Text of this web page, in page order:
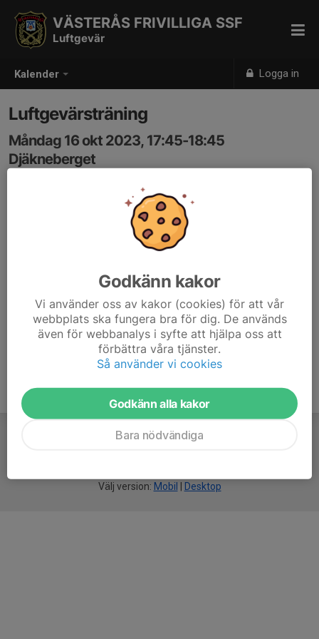
Kalender Logga in
VÄSTERÅS FRIVILLIGA SSF
Luftgevär
Luftgevärsträning
Måndag 16 okt 2023, 17:45-18:45
Djäkneberget
Välj version: Mobil Desktop
Godkänn kakor
Vi använder oss av kakor (cookies) för att vår
webbplats ska fungera bra för dig. De används
även för webbanalys i syfte att hjälpa oss att
förbättra våra tjänster.
Så använder vi cookies
Godkänn alla kakor
Bara nödvändiga